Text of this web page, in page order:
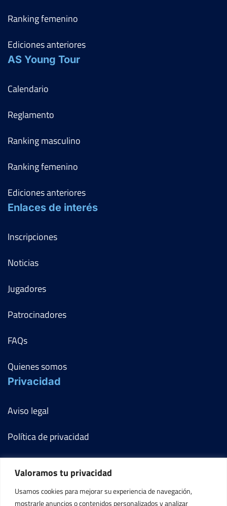
Valoramos tu privacidad
Usamos cookies para mejorar su experiencia de navegación,
mostrarle anuncios o contenidos personalizados y analizar
Ranking femenino
Ediciones anteriores
AS Young Tour
Calendario
Reglamento
Ranking masculino
Ranking femenino
Ediciones anteriores
Enlaces de interés
Inscripciones
Noticias
Jugadores
Patrocinadores
FAQs
Quienes somos
Privacidad
Aviso legal
Política de privacidad
Política de cookies
Términos y condiciones